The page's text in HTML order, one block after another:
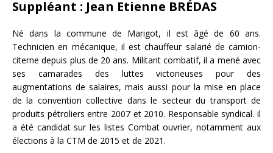
Suppléant : Jean Etienne BRÉDAS
Né dans la commune de Marigot, il est âgé de 60 ans.
Technicien en mécanique, il est chauffeur salarié de camion-
citerne depuis plus de 20 ans. Militant combatif, il a mené avec
ses camarades des luttes victorieuses pour des
augmentations de salaires, mais aussi pour la mise en place
de la convention collective dans le secteur du transport de
produits pétroliers entre 2007 et 2010. Responsable syndical. il
a été candidat sur les listes Combat ouvrier, notamment aux
élections à la CTM de 2015 et de 2021.